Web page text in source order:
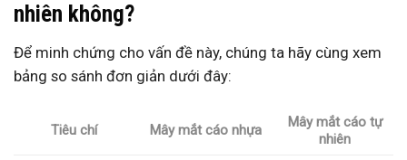
nhiên không?
Để minh chứng cho vấn đề này, chúng ta hãy cùng xem
bảng so sánh đơn giản dưới đây:
Tiêu chí Mây mắt cáo nhựa
Mây mắt cáo tự
nhiên